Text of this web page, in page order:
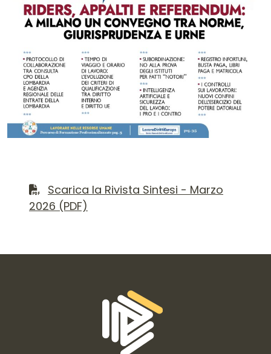
Contenuto del numero
Scarica il file PDF
Scarica la Rivista Sintesi - Marzo
2026 (PDF)
Informazioni di contatto e link